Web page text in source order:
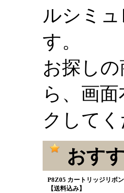
ルシミ
す。
お探し
ら、画
クして
おす
P8Z05 カートリッジリボ
【送料込み】